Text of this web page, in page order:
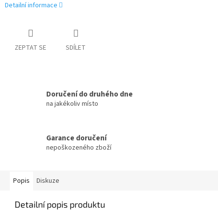
Detailní informace
ZEPTAT SE SDÍLET
Doručení do druhého dne
na jakékoliv místo
Garance doručení
nepoškozeného zboží
Popis Diskuze
Detailní popis produktu